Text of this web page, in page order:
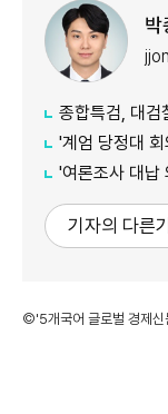
박
종합특검, 대검찰
'계엄 당정대 회의 참
'여론조사 대납 의
기자의 다른
©'5개국어 글로벌 경제신